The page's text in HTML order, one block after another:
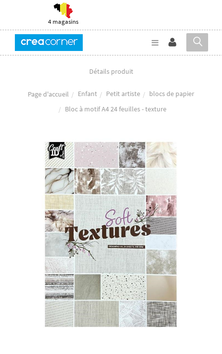
4 magasins
Détails produit
Page d'accueil Enfant Petit artiste
blocs de papier
Bloc à motif A4 24 feuilles - texture